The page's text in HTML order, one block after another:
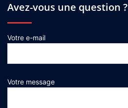
Avez-vous une question ?
Votre e-mail
Votre message